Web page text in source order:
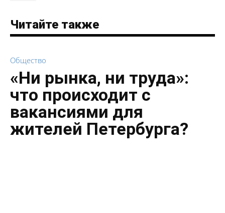
Читайте также
Общество
«Ни рынка, ни труда»:
что происходит с
вакансиями для
жителей Петербурга?